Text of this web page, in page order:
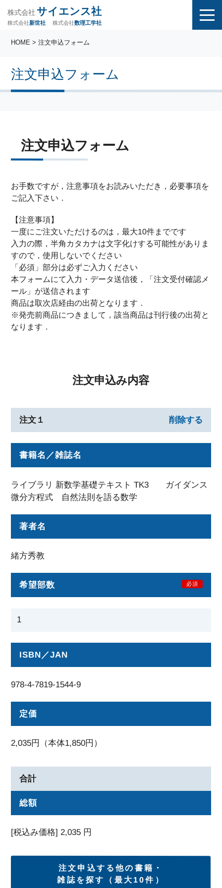
株式会社 サイエンス社
株式会社新世社 株式会社数理工学社
注文申込フォーム
HOME > 注文申込フォーム
注文申込フォーム
お手数ですが，注意事項をお読みいただき，必要事項を
ご記入下さい．
【注意事項】
一度にご注文いただけるのは，最大10件までです
入力の際，半角カタカナは文字化けする可能性がありま
すので，使用しないでください
「必須」部分は必ずご入力ください
本フォームにて入力・データ送信後，「注文受付確認メ
ール」が送信されます
商品は取次店経由の出荷となります．
※発売前商品につきまして，該当商品は刊行後の出荷と
なります．
注文申込み内容
注文１ 削除する
書籍名／雑誌名
ライブラリ 新数学基礎テキスト TK3 ガイダンス
微分方程式 自然法則を語る数学
著者名
緒方秀教
希望部数 必須
ISBN／JAN
978-4-7819-1544-9
定価
2,035円（本体1,850円）
合計
総額
[税込み価格]2,035 円
注文申込する他の書籍・
雑誌を探す（最大10件）